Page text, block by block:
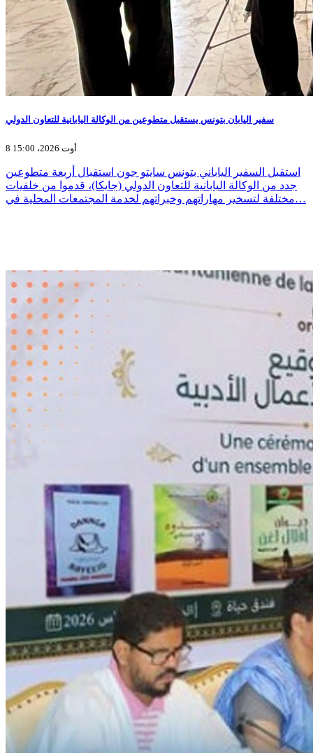
سفير اليابان بتونس يستقبل متطوعين من الوكالة اليابانية للتعاون الدولي
8 أوت 2026، 15:00
استقبل السفير الياباني بتونس سايتو جون استقبال أربعة متطوعين
جدد من الوكالة اليابانية للتعاون الدولي (جايكا)، قدموا من خلفيات
مختلفة لتسخير مهاراتهم وخبراتهم لخدمة المجتمعات المحلية في…